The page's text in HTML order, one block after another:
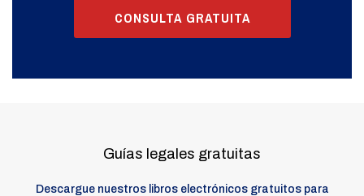
CONSULTA GRATUITA
Guías legales gratuitas
Descargue nuestros libros electrónicos gratuitos para